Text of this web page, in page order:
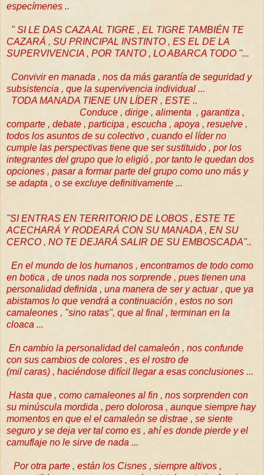
especímenes ..
" SI LE DAS CAZA AL TIGRE , EL TIGRE TAMBIÉN TE
CAZARÁ , SU PRINCIPAL INSTINTO , ES EL DE LA
SUPERVIVENCIA , POR TANTO , LO ABARCA TODO "...
Convivir en manada , nos da más garantía de seguridad y
subsistencia , que la supervivencia individual ...
TODA MANADA TIENE UN LÍDER , ESTE ..
Conduce , dirige , alimenta , garantiza ,
comparte , debate , participa , escucha , apoya , resuelve ,
todos los asuntos de su colectivo , cuando el líder no
cumple las perspectivas tiene que ser sustituido , por los
integrantes del grupo que lo eligió , por tanto le quedan dos
opciones , pasar a formar parte del grupo como uno más y
se adapta , o se excluye definitivamente ...
"SI ENTRAS EN TERRITORIO DE LOBOS , ESTE TE
ACECHARÁ Y RODEARÁ CON SU MANADA , EN SU
CERCO , NO TE DEJARÁ SALIR DE SU EMBOSCADA"..
En el mundo de los humanos , encontramos de todo como
en botica , de unos nada nos sorprende , pues tienen una
personalidad definida , una manera de ser y actuar , que ya
abistamos lo que vendrá a continuación , estos no son
camaleones , "sino ratas", que al final , terminan en la
cloaca ...
En cambio la personalidad del camaleón , nos confunde
con sus cambios de colores , es el rostro de
(mil caras) , haciéndose difícil llegar a esas conclusiones ...
Hasta que , como camaleones al fin , nos sorprenden con
su minúscula mordida , pero dolorosa , aunque siempre hay
momentos en que el el camaleón se distrae , se siente
seguro y se deja ver tal como es , ahí es donde pierde y el
camuflaje no le sirve de nada ...
Por otra parte , están los Cisnes , siempre altivos ,